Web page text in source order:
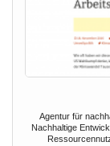
Agentur für
Nachhaltige